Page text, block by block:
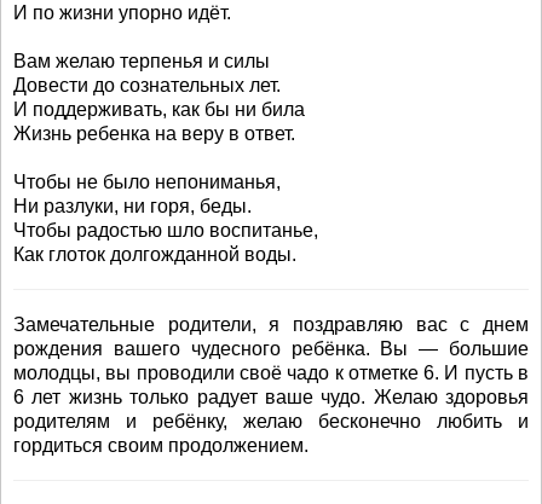
И по жизни упорно идёт.
Вам желаю терпенья и силы
Довести до сознательных лет.
И поддерживать, как бы ни била
Жизнь ребенка на веру в ответ.
Чтобы не было непониманья,
Ни разлуки, ни горя, беды.
Чтобы радостью шло воспитанье,
Как глоток долгожданной воды.
Замечательные родители, я поздравляю вас с днем
рождения вашего чудесного ребёнка. Вы — большие
молодцы, вы проводили своё чадо к отметке 6. И пусть в
6 лет жизнь только радует ваше чудо. Желаю здоровья
родителям и ребёнку, желаю бесконечно любить и
гордиться своим продолжением.